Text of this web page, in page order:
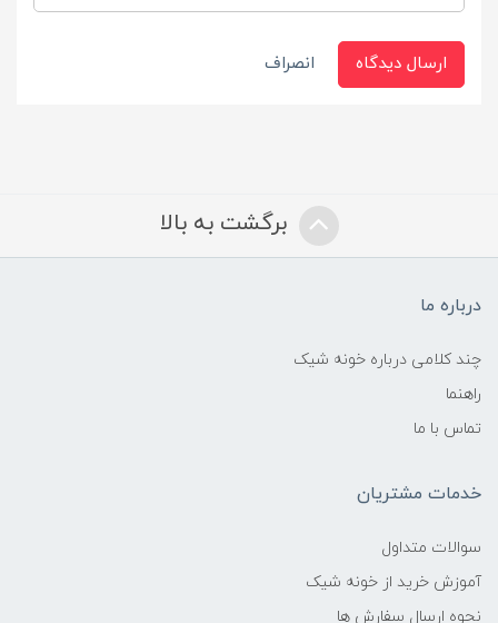
ارسال دیدگاه انصراف
برگشت به بالا
درباره ما
چند کلامی درباره خونه شیک
راهنما
تماس با ما
خدمات مشتریان
سوالات متداول
آموزش خرید از خونه شیک
نحوه ارسال سفارش ها